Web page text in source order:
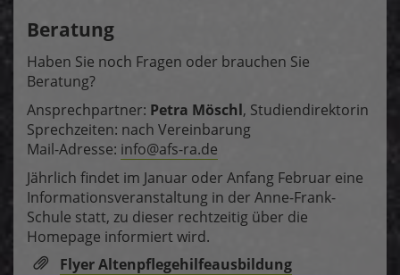
Beratung
Haben Sie noch Fragen oder brauchen Sie
Beratung?
Ansprechpartner: Petra Möschl, Studiendirektorin
Sprechzeiten: nach Vereinbarung
Mail-Adresse: info@afs-ra.de
Jährlich findet im Januar oder Anfang Februar eine
Informationsveranstaltung in der Anne-Frank-
Schule statt, zu dieser rechtzeitig über die
Homepage informiert wird.
Flyer Altenpflegehilfeausbildung